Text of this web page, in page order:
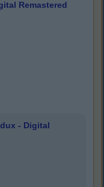
Remastered
- Digital